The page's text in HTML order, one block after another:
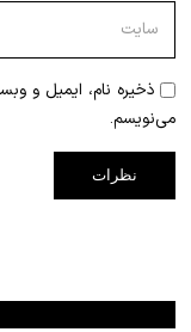
ذخیره نام، ایمیل و
می‌نویسم.